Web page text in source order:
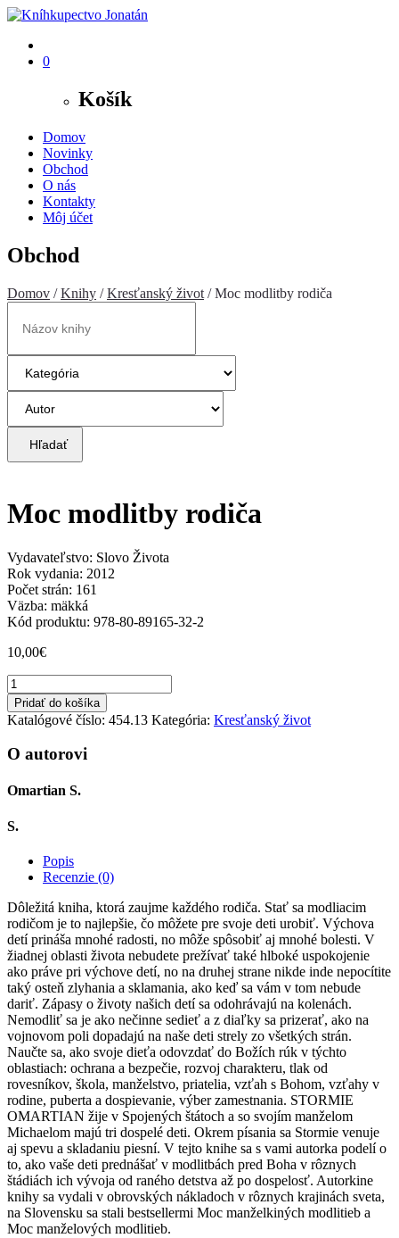
0
Košík
Domov
Novinky
Obchod
O nás
Kontakty
Môj účet
Obchod
Domov /Knihy /Kresťanský život / Moc modlitby rodiča
Hľadať
Moc modlitby rodiča
Vydavateľstvo: Slovo Života
Rok vydania: 2012
Počet strán: 161
Väzba: mäkká
Kód produktu: 978-80-89165-32-2
10,00€
množstvo
Moc
modlitby
rodiča
Pridať do košíka
Katalógové číslo: 454.13 Kategória: Kresťanský život
O autorovi
Omartian S.
S.
Popis
Recenzie (0)
Dôležitá kniha, ktorá zaujme každého rodiča. Stať sa modliacim
rodičom je to najlepšie, čo môžete pre svoje deti urobiť. Výchova
detí prináša mnohé radosti, no môže spôsobiť aj mnohé bolesti. V
žiadnej oblasti života nebudete prežívať také hlboké uspokojenie
ako práve pri výchove detí, no na druhej strane nikde inde nepocítite
taký osteň zlyhania a sklamania, ako keď sa vám v tom nebude
dariť. Zápasy o životy našich detí sa odohrávajú na kolenách.
Nemodliť sa je ako nečinne sedieť a z diaľky sa prizerať, ako na
vojnovom poli dopadajú na naše deti strely zo všetkých strán.
Naučte sa, ako svoje dieťa odovzdať do Božích rúk v týchto
oblastiach: ochrana a bezpečie, rozvoj charakteru, tlak od
rovesníkov, škola, manželstvo, priatelia, vzťah s Bohom, vzťahy v
rodine, puberta a dospievanie, výber zamestnania. STORMIE
OMARTIAN žije v Spojených štátoch a so svojím manželom
Michaelom majú tri dospelé deti. Okrem písania sa Stormie venuje
aj spevu a skladaniu piesní. V tejto knihe sa s vami autorka podelí o
to, ako vaše deti prednášať v modlitbách pred Boha v rôznych
štádiách ich vývoja od raného detstva až po dospelosť. Autorkine
knihy sa vydali v obrovských nákladoch v rôznych krajinách sveta,
na Slovensku sa stali bestsellermi Moc manželkiných modlitieb a
Moc manželových modlitieb.